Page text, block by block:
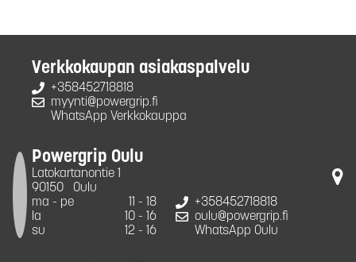
Verkkokaupan asiakaspalvelu
+358452718818
myynti@powergrip.fi
WhatsApp Verkkokauppa
Powergrip Oulu
Latokartanontie 1
90150
Oulu
ma - pe
11 - 18
la
10 - 16
su
12 - 16
+358452718818
oulu@powergrip.fi
WhatsApp Oulu